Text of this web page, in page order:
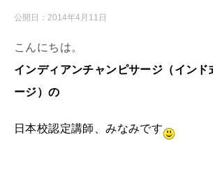
公開日： 2014年4月11日
こんにちは。
インディアンチャンピサージ（インド
ージ）の
日本校認定講師、みなみです